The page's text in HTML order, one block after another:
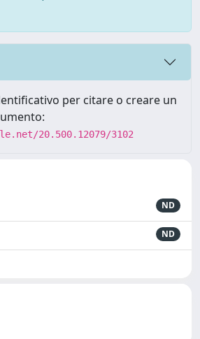
per citare o creare un
20.500.12079/3102
ND
ND